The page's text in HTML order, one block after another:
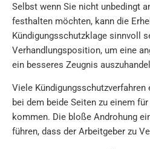
Selbst wenn Sie nicht unbedingt
festhalten möchten, kann die
Kündigungsschutzklage sinnvoll
Verhandlungsposition, um eine
ein besseres Zeugnis
Viele
bei dem beide Seiten zu einem
kommen. Die bloße Androhung
führen, dass der Arbeitgeber zu